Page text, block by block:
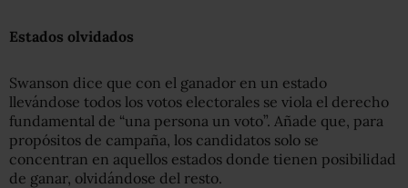
Estados olvidados
Swanson dice que con el ganador en un estado
llevándose todos los votos electorales se viola el derecho
fundamental de “una persona un voto”. Añade que, para
propósitos de campaña, los candidatos solo se
concentran en aquellos estados donde tienen posibilidad
de ganar, olvidándose del resto.